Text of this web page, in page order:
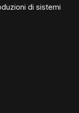
di sistemi